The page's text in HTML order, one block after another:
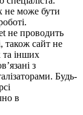
не може бути
не проводить
також сайт не
та інших
з
Будь-
в